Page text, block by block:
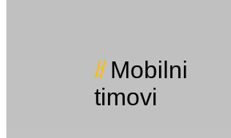
Mobilni
timovi